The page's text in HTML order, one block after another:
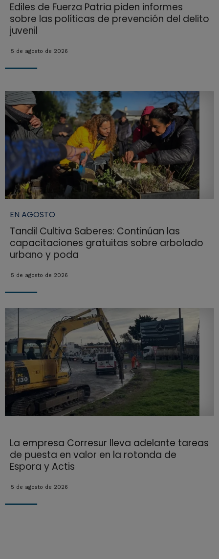
Ediles de Fuerza Patria piden informes
sobre las políticas de prevención del delito
juvenil
5 de agosto de 2026
EN AGOSTO
Tandil Cultiva Saberes: Continúan las
capacitaciones gratuitas sobre arbolado
urbano y poda
5 de agosto de 2026
La empresa Corresur lleva adelante tareas
de puesta en valor en la rotonda de
Espora y Actis
5 de agosto de 2026